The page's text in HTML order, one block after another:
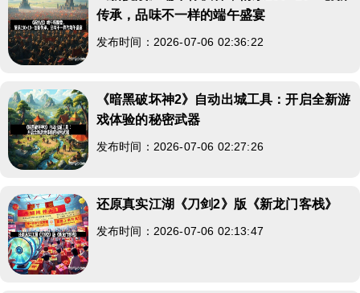
传承，品味不一样的端午盛宴
发布时间：2026-07-06 02:36:22
《暗黑破坏神2》自动出城工具：开启全新游
戏体验的秘密武器
发布时间：2026-07-06 02:27:26
还原真实江湖《刀剑2》版《新龙门客栈》
发布时间：2026-07-06 02:13:47